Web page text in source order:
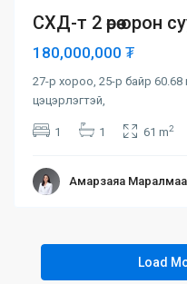
СХД-т 2 өрөө орон
180,000,000 ₮
27-р хороо, 25-р байр
цэцэрлэгтэй,
1 1 61 m2
Амарзаяа Маралмаа